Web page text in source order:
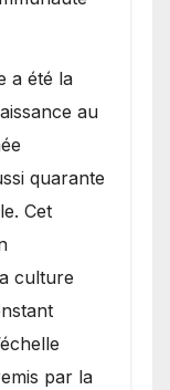
a été la
au
quarante
Cet
culture
par la